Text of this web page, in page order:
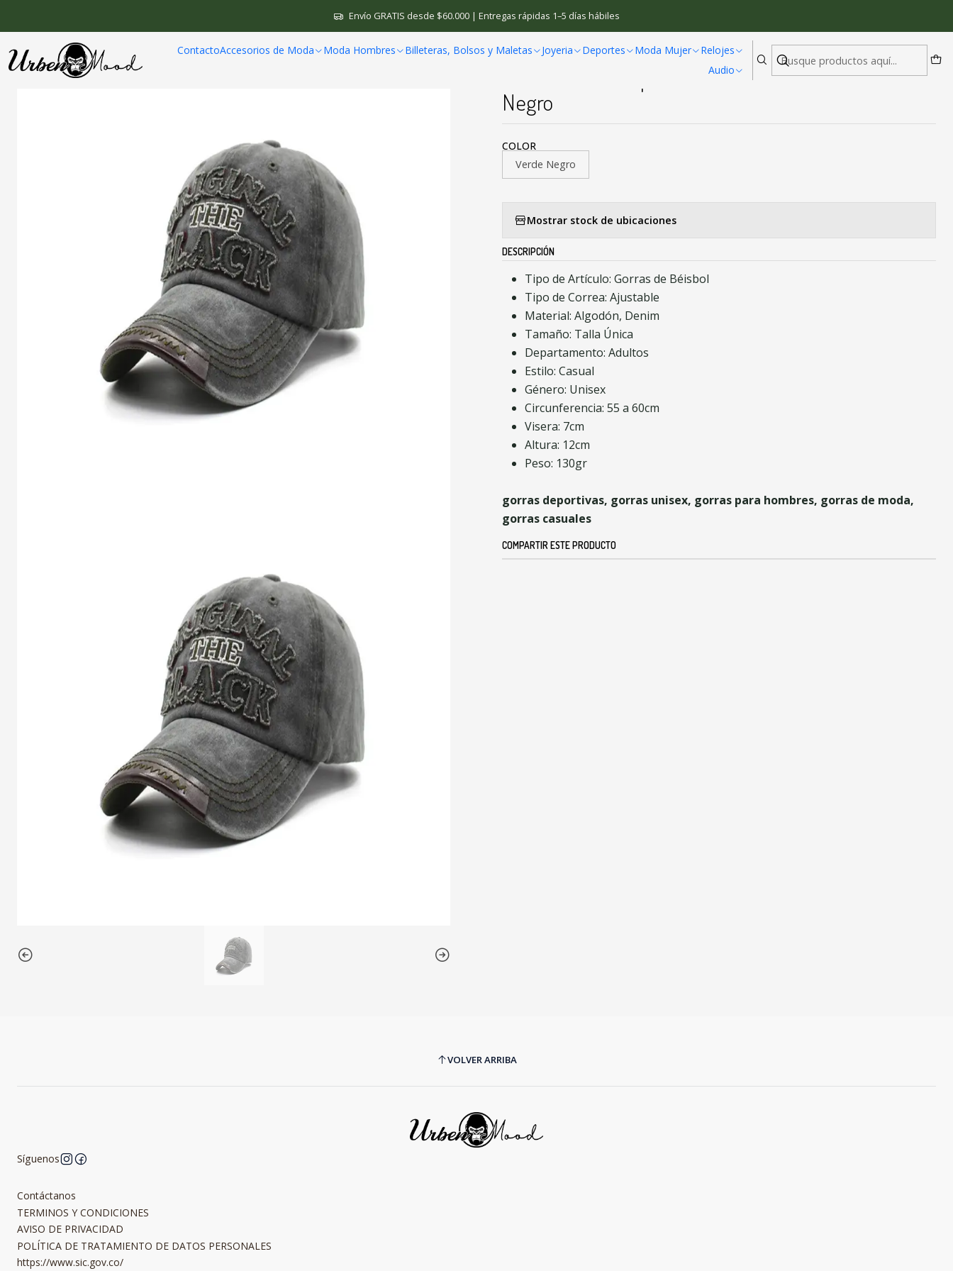
ContactoAccesorios de Moda Moda Hombres Billeteras, Bolsos y Maletas Joyeria Deportes Moda Mujer
Relojes
Audio
Envío GRATIS desde $60.000 | Entregas rápidas 1–5 días hábiles
Accesorios de Moda Gorras Hombre Gorra Beisbol Deportiva Unisex Multicolor 122 Verde Negro
Gorra Beisbol Deportiva Unisex Multicolor 122 Verde
Negro
COLOR
Verde Negro
Mostrar stock de ubicaciones
DESCRIPCIÓN
Tipo de Artículo: Gorras de Béisbol
Tipo de Correa: Ajustable
Material: Algodón, Denim
Tamaño: Talla Única
Departamento: Adultos
Estilo: Casual
Género: Unisex
Circunferencia: 55 a 60cm
Visera: 7cm
Altura: 12cm
Peso: 130gr
gorras deportivas, gorras unisex, gorras para hombres, gorras de moda,
gorras casuales
COMPARTIR ESTE PRODUCTO
VOLVER ARRIBA
Síguenos
Contáctanos
TERMINOS Y CONDICIONES
AVISO DE PRIVACIDAD
POLÍTICA DE TRATAMIENTO DE DATOS PERSONALES
https://www.sic.gov.co/